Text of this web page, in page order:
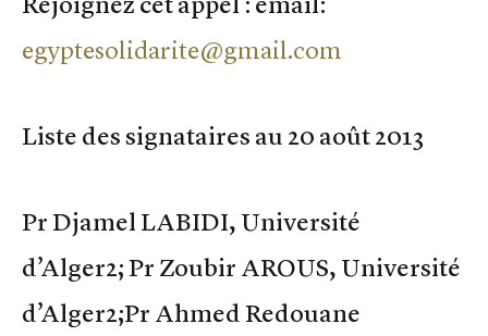
egyptesolidarite@gmail.com
Liste des signataires au 20 août 2013
Pr Djamel LABIDI, Université
d’Alger2; Pr Zoubir AROUS, Université
d’Alger2;Pr Ahmed Redouane